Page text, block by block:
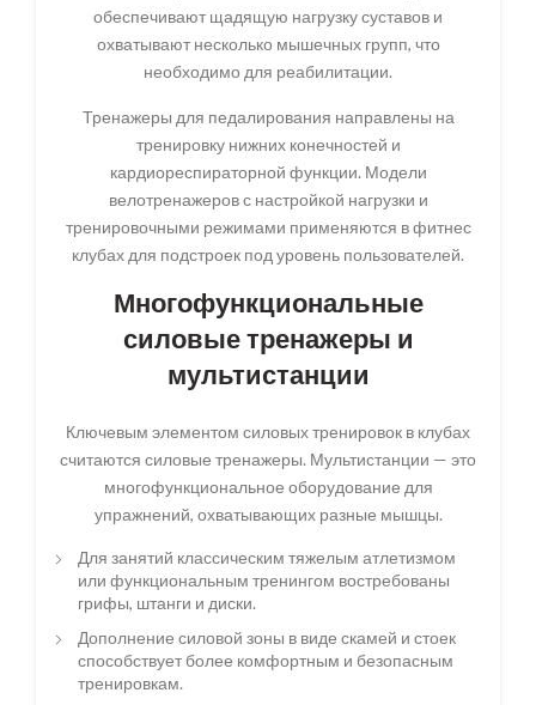
обеспечивают щадящую нагрузку суставов и
охватывают несколько мышечных групп, что
необходимо для реабилитации.
Тренажеры для педалирования направлены на
тренировку нижних конечностей и
кардиореспираторной функции. Модели
велотренажеров с настройкой нагрузки и
тренировочными режимами применяются в фитнес
клубах для подстроек под уровень пользователей.
Многофункциональные
силовые тренажеры и
мультистанции
Ключевым элементом силовых тренировок в клубах
считаются силовые тренажеры. Мультистанции — это
многофункциональное оборудование для
упражнений, охватывающих разные мышцы.
Для занятий классическим тяжелым атлетизмом
или функциональным тренингом востребованы
грифы, штанги и диски.
Дополнение силовой зоны в виде скамей и стоек
способствует более комфортным и безопасным
тренировкам.